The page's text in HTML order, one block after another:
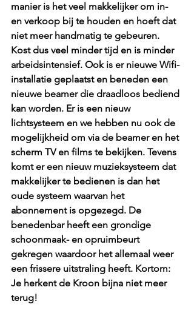
manier is het veel makkelijker om in-
en verkoop bij te houden en hoeft dat
niet meer handmatig te gebeuren.
Kost dus veel minder tijd en is minder
arbeidsintensief. Ook is er nieuwe Wifi-
installatie geplaatst en beneden een
nieuwe beamer die draadloos bediend
kan worden. Er is een nieuw
lichtsysteem en we hebben nu ook de
mogelijkheid om via de beamer en het
scherm TV en films te bekijken. Tevens
komt er een nieuw muzieksysteem dat
makkelijker te bedienen is dan het
oude systeem waarvan het
abonnement is opgezegd. De
benedenbar heeft een grondige
schoonmaak- en opruimbeurt
gekregen waardoor het allemaal weer
een frissere uitstraling heeft. Kortom:
Je herkent de Kroon bijna niet meer
terug!